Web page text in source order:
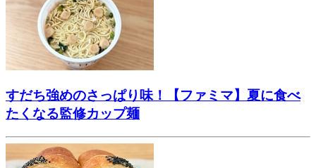
すだち強めのさっぱり味！【ファミマ】夏に食べ
たくなる監修カップ麺